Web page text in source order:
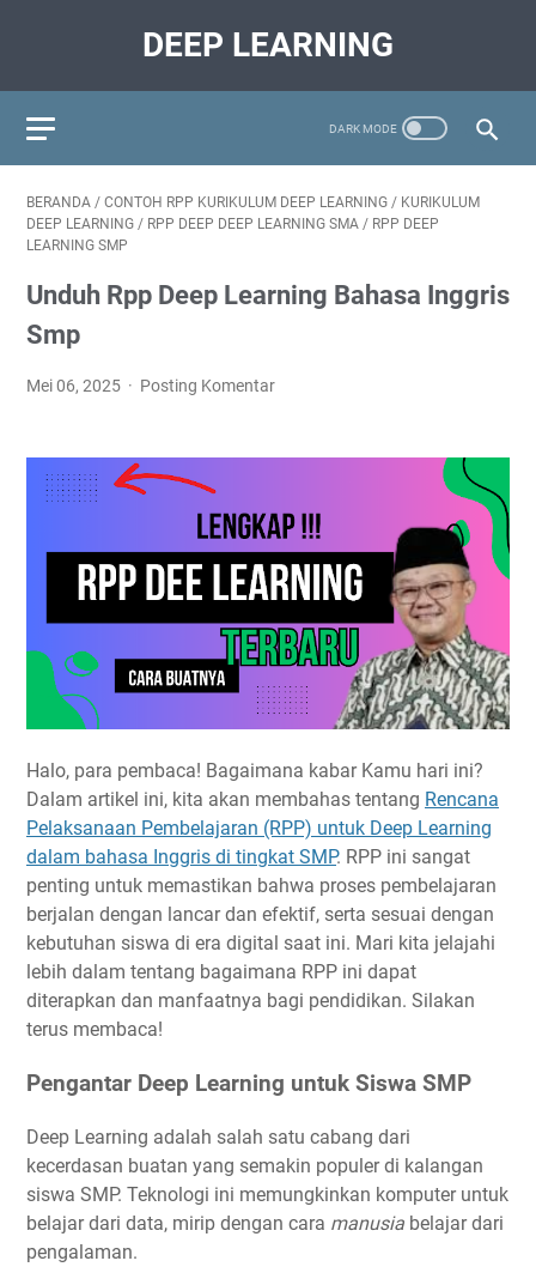
DEEP LEARNING
BERANDA / CONTOH RPP KURIKULUM DEEP LEARNING / KURIKULUM
DEEP LEARNING / RPP DEEP DEEP LEARNING SMA / RPP DEEP
LEARNING SMP
Unduh Rpp Deep Learning Bahasa Inggris
Smp
Mei 06, 2025 Posting Komentar
Halo, para pembaca! Bagaimana kabar Kamu hari ini?
Dalam artikel ini, kita akan membahas tentang Rencana
Pelaksanaan Pembelajaran (RPP) untuk Deep Learning
dalam bahasa Inggris di tingkat SMP. RPP ini sangat
penting untuk memastikan bahwa proses pembelajaran
berjalan dengan lancar dan efektif, serta sesuai dengan
kebutuhan siswa di era digital saat ini. Mari kita jelajahi
lebih dalam tentang bagaimana RPP ini dapat
diterapkan dan manfaatnya bagi pendidikan. Silakan
terus membaca!
Pengantar Deep Learning untuk Siswa SMP
Deep Learning adalah salah satu cabang dari
kecerdasan buatan yang semakin populer di kalangan
siswa SMP. Teknologi ini memungkinkan komputer untuk
belajar dari data, mirip dengan cara manusia belajar dari
pengalaman.